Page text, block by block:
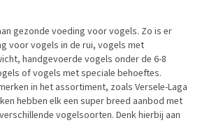
gezonde voeding voor vogels. Zo is er
voor vogels in de rui, vogels met
handgevoerde vogels onder de 6-8
of vogels met speciale behoeftes.
in het assortiment, zoals Versele-Laga
hebben elk een super breed aanbod met
vogelsoorten. Denk hierbij aan